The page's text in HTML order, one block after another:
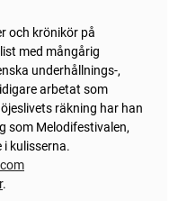
och krönikör på
med mångårig
underhållnings-,
arbetat som
räkning har han
som Melodifestivalen,
i kulisserna.
.